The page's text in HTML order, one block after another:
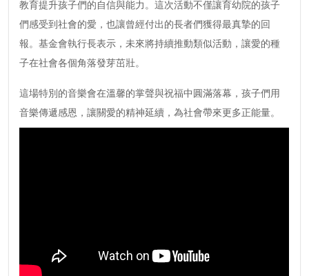
教育提升孩子們的自信與能力。這次活動不僅讓育幼院的孩子
們感受到社會的愛，也讓曾經付出的長者們獲得最真摯的回
報。基金會執行長表示，未來將持續推動類似活動，讓愛的種
子在社會各個角落發芽茁壯。
這場特別的音樂會在溫馨的掌聲與祝福中圓滿落幕，孩子們用
音樂傳遞感恩，讓關愛的精神延續，為社會帶來更多正能量。